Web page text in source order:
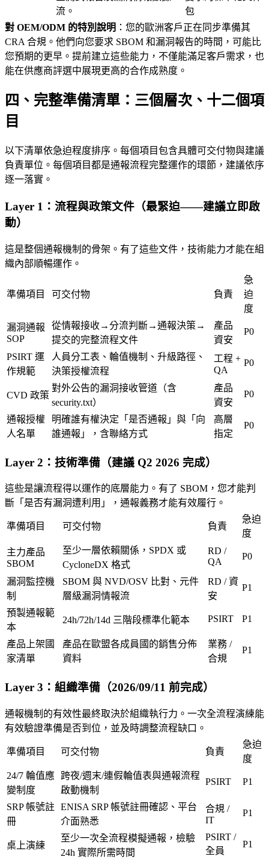
流。
包
對 OEM/ODM 的特別說明 ：您的歐洲客戶正在同步準備其
CRA 合規。他們向您要求 SBOM 和漏洞報告的時間，可能比
您預期的更早。提前建立這些能力，不僅能滿足客戶需求，也
能在供應商評選中展現更高的合作成熟度。
四、完整準備清單：三個層次、十二個項
目
以下清單依急迫程度排序。每個項目包含具體可交付物與建議
負責單位。每個項目都是通報流程完整運作的環節，建議依序
逐一落實。
Layer 1：流程與政策文件（最緊迫——建議立即啟
動）
這是整個通報機制的骨架。有了這些文件，技術能力才能在組
織內部順暢運作。
準備項目 可交付物 負責
急
迫
度
漏洞通報
SOP
從情報接收→分流判斷→通報決策→
提交的完整流程文件
產品
資安
P0
PSIRT 運
作規範
人員分工表、輪值機制、升級路徑、
決策授權流程
工程 +
QA
P0
CVD 政策
對外公告的漏洞接收管道（含
security.txt）
產品
資安
P0
通報授權
人名單
明確誰有權決定「是否通報」與「向
誰通報」，含聯絡方式
高層
指定
P0
Layer 2：技術準備（建議 Q2 2026 完成）
這些是讓流程得以運作的底層能力。有了 SBOM，您才能判
斷「是否有漏洞遭利用」，通報義務才能有效履行。
準備項目 可交付物 負責
急迫
度
主力產品
SBOM
至少一層依賴關係，SPDX 或
CycloneDX 格式
RD /
QA
P0
漏洞監控機
制
SBOM 與 NVD/OSV 比對、元件
層級漏洞情報流
RD / 資
安
P1
預製通報範
本
24h/72h/14d 三階段標準化範本 PSIRT P1
產品上架國
家清單
產品在歐盟各成員國的銷售分佈
資料
業務 /
合規
P1
Layer 3：組織準備（2026/09/11 前完成）
通報機制的有效性最終取決於組織執行力。一次全流程演練能
有效驗證準備是否到位，並及時調整流程缺口。
準備項目 可交付物 負責
急迫
度
24/7 輪值應
變制度
跨夜/週末/連假輪值表與通報流程
啟動機制
PSIRT P1
SRP 帳號註
冊
ENISA SRP 帳號註冊確認、平台
介面熟悉
合規 /
IT
P1
桌上演練
至少一次全流程模擬通報，檢驗
24h 實際所需時間
PSIRT /
全員
P1